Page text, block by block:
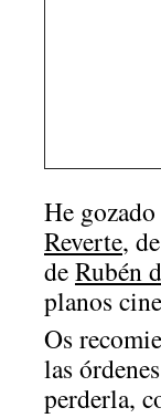
He
Reverte,
deRubén
planos
Os
las
perderla,